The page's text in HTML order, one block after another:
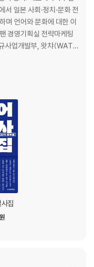
섰다. 그저 좋아하는 마음으
, 한중 합작 드라마와 영화
〈상견니〉의 한국어판 출판
사를 읽고 따라 쓰며 일본어
일본 사회·정치·문화 전
며 언어와 문화에 대한 이
사업개발부, 왓챠(WATC
팀에서 관련 사업과 콘텐
서는 일본유학시험(EJ
집
원